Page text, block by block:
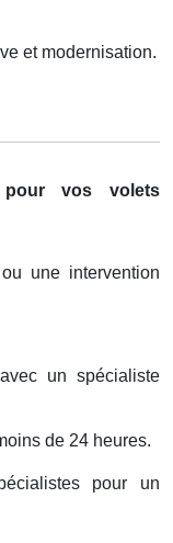
et modernisation.
pour vos volets
une intervention
un spécialiste
de 24 heures.
pour un